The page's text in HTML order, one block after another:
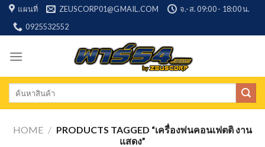
Skip
content
แผนที่ ZEUSCORP01@GMAIL.COM
จ.-ส. 09:00 - 18:00 น.
0925532552
Search
HOME / PRODUCTS TAGGED “เครื่องพ่นคอนเฟตติ งาน
แสดง”